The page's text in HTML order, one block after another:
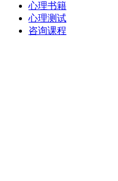
心理书籍
心理测试
咨询课程